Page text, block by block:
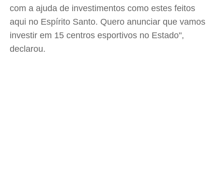
com a ajuda de investimentos como estes feitos
aqui no Espírito Santo. Quero anunciar que vamos
investir em 15 centros esportivos no Estado",
declarou.